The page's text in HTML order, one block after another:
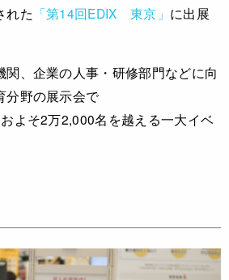
れた 「第14回EDIX 東京」 に出展
、企業の人事・研修部門などに向
分野の展示会で
よそ2万2,000名を越える一大イベ